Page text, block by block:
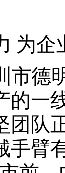
为企
市德
的一
团队
手臂